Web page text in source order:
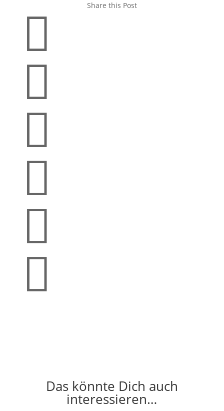
Share this Post






Das könnte Dich auch
interessieren…